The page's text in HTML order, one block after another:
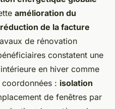
amélioration du
réduction de la facture
de rénovation
constatent une
en hiver comme
: isolation
de fenêtres par